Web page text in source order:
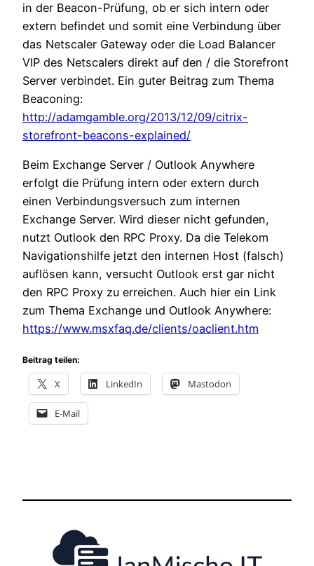
in der Beacon-Prüfung, ob er sich intern oder
extern befindet und somit eine Verbindung über
das Netscaler Gateway oder die Load Balancer
VIP des Netscalers direkt auf den / die Storefront
Server verbindet. Ein guter Beitrag zum Thema
Beaconing:
http://adamgamble.org/2013/12/09/citrix-
storefront-beacons-explained/
Beim Exchange Server / Outlook Anywhere
erfolgt die Prüfung intern oder extern durch
einen Verbindungsversuch zum internen
Exchange Server. Wird dieser nicht gefunden,
nutzt Outlook den RPC Proxy. Da die Telekom
Navigationshilfe jetzt den internen Host (falsch)
auflösen kann, versucht Outlook erst gar nicht
den RPC Proxy zu erreichen. Auch hier ein Link
zum Thema Exchange und Outlook Anywhere:
https://www.msxfaq.de/clients/oaclient.htm
Beitrag teilen:
X LinkedIn Mastodon
E-Mail